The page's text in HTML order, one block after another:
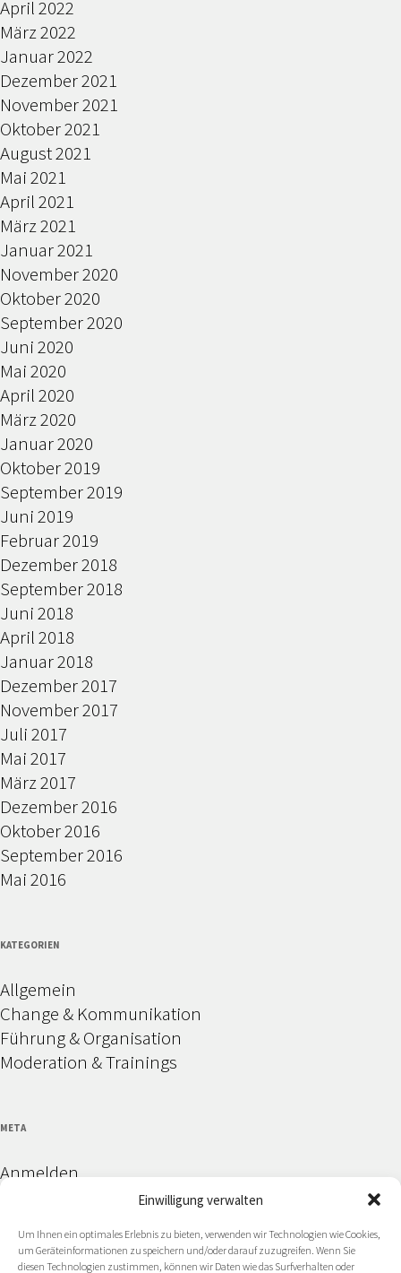
Einwilligung verwalten
Um Ihnen ein optimales Erlebnis zu bieten, verwenden wir Technologien wie Cookies,
um Geräteinformationen zu speichern und/oder darauf zuzugreifen. Wenn Sie
diesen Technologien zustimmen, können wir Daten wie das Surfverhalten oder
April 2022
März 2022
Januar 2022
Dezember 2021
November 2021
Oktober 2021
August 2021
Mai 2021
April 2021
März 2021
Januar 2021
November 2020
Oktober 2020
September 2020
Juni 2020
Mai 2020
April 2020
März 2020
Januar 2020
Oktober 2019
September 2019
Juni 2019
Februar 2019
Dezember 2018
September 2018
Juni 2018
April 2018
Januar 2018
Dezember 2017
November 2017
Juli 2017
Mai 2017
März 2017
Dezember 2016
Oktober 2016
September 2016
Mai 2016
KATEGORIEN
Allgemein
Change & Kommunikation
Führung & Organisation
Moderation & Trainings
META
Anmelden
WordPress.org